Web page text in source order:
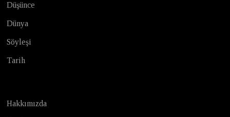
Düşünce
Dünya
Söyleşi
Tarih
Hakkımızda